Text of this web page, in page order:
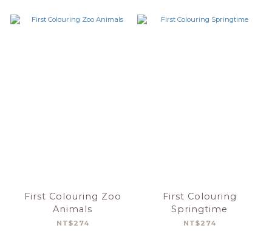
First Colouring Zoo
Animals
NT$274
First Colouring
Springtime
NT$274